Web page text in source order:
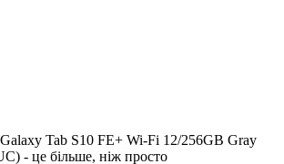
Tab S10 FE+ Wi-Fi 12/256GB Gray
- це більше, ніж просто